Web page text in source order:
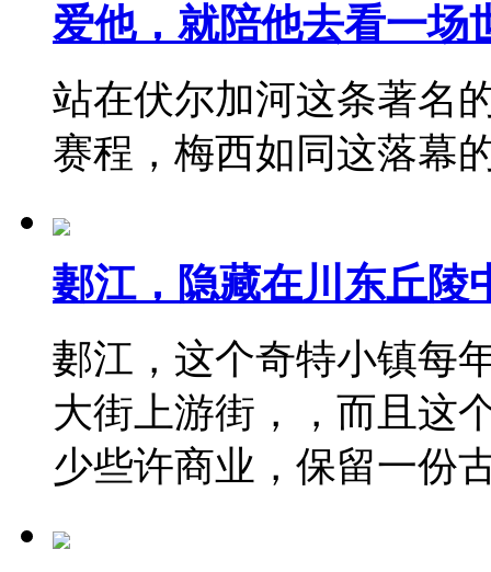
爱他，就陪他去看一场
站在伏尔加河这条著名
赛程，梅西如同这落幕
郪江，隐藏在川东丘陵
郪江，这个奇特小镇每
大街上游街，，而且这
少些许商业，保留一